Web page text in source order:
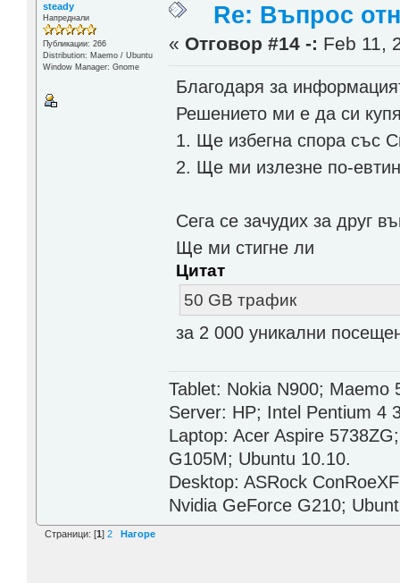
steady
Напреднали
Публикации: 266
Distribution: Maemo / Ubuntu
Window Manager: Gnome
Re: Въпрос
« Отговор #14 -: Feb 11,
Благодаря за
Решението ми е да си
1. Ще избегна спора със
2. Ще ми излезне по-
Сега се зачудих за друг
Ще ми стигне ли
Цитат
50 GB трафик
за 2 000 уникални
Tablet: Nokia N900; Maemo
Server: HP; Intel Pentium 4
Laptop: Acer Aspire
G105M; Ubuntu 10.10.
Desktop: ASRock
Nvidia GeForce G210;
Страници: [1] 2 Нагоре